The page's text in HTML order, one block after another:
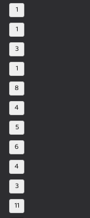
1
1
3
1
8
4
5
6
4
3
11